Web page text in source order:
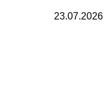
23.07.2026